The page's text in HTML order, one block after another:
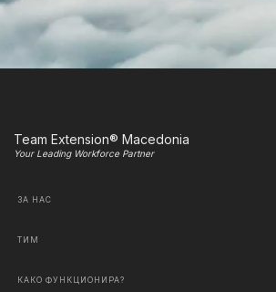
Team Extension® Macedonia
Your Leading Workforce Partner
ЗА НАС
ТИМ
КАКО ФУНКЦИОНИРА?